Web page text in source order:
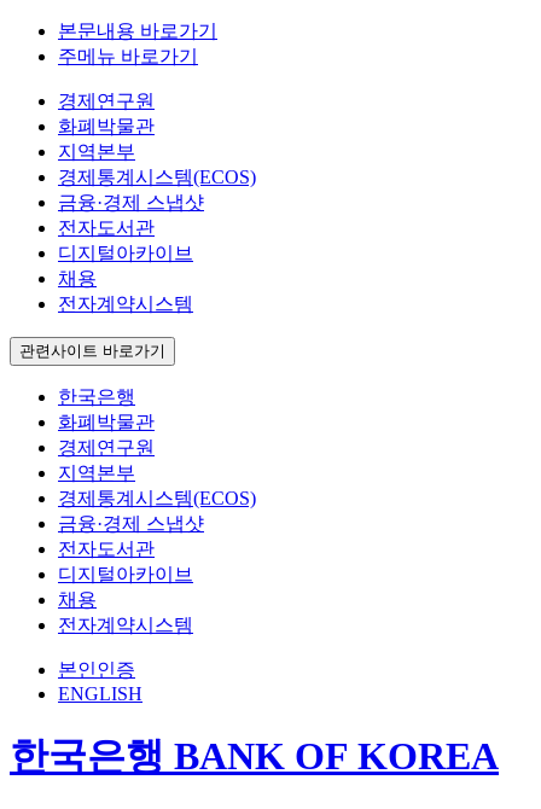
본문내용 바로가기
주메뉴 바로가기
경제연구원
화폐박물관
지역본부
경제통계시스템(ECOS)
금융·경제 스냅샷
전자도서관
디지털아카이브
채용
전자계약시스템
관련사이트 바로가기
한국은행
화폐박물관
경제연구원
지역본부
경제통계시스템(ECOS)
금융·경제 스냅샷
전자도서관
디지털아카이브
채용
전자계약시스템
본인인증
ENGLISH
한국은행 BANK OF KOREA